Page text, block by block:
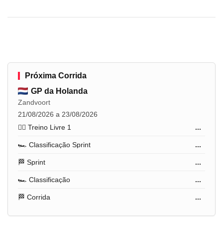
Próxima Corrida
GP da Holanda
Zandvoort
21/08/2026 a 23/08/2026
🏋️‍♂️ Treino Livre 1
...
🏎️ Classificação Sprint ...
🏁 Sprint ...
🏎️ Classificação ...
🏁 Corrida ...